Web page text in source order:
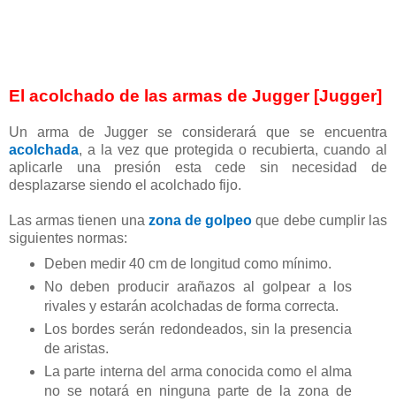
El acolchado de las armas de Jugger [Jugger]
Un arma de Jugger se considerará que se encuentra
acolchada, a la vez que protegida o recubierta, cuando al
aplicarle una presión esta cede sin necesidad de
desplazarse siendo el acolchado fijo.
Las armas tienen una zona de golpeo que debe cumplir las
siguientes normas:
Deben medir 40 cm de longitud como mínimo.
No deben producir arañazos al golpear a los
rivales y estarán acolchadas de forma correcta.
Los bordes serán redondeados, sin la presencia
de aristas.
La parte interna del arma conocida como el alma
no se notará en ninguna parte de la zona de